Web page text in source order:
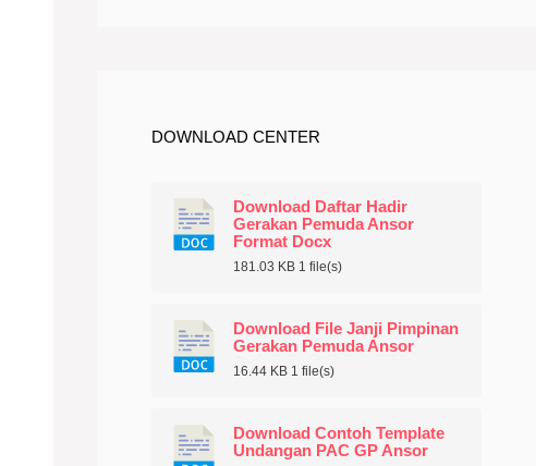
DOWNLOAD CENTER
Download Daftar Hadir
Gerakan Pemuda Ansor
Format Docx
181.03 KB 1 file(s)
Download File Janji Pimpinan
Gerakan Pemuda Ansor
16.44 KB 1 file(s)
Download Contoh Template
Undangan PAC GP Ansor